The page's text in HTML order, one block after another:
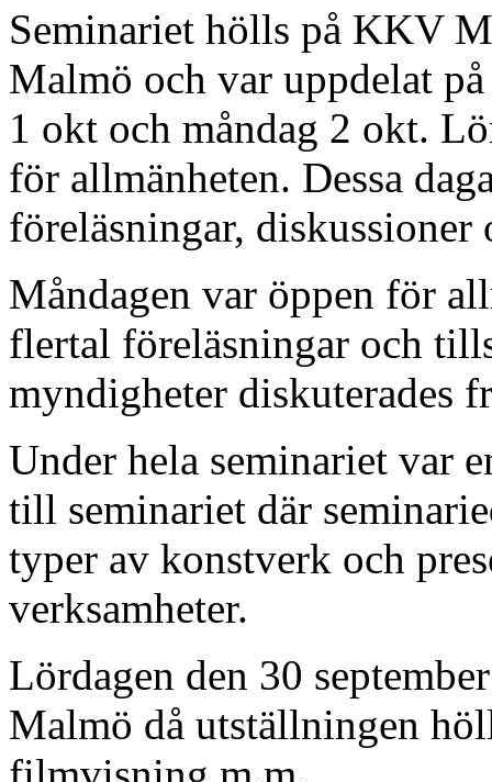
Seminariet hölls på KKV
Malmö och var uppdelat
1 okt och måndag 2 okt.
för allmänheten. Dessa
föreläsningar, diskussioner
Måndagen var öppen för
flertal föreläsningar och
myndigheter diskuterades
Under hela seminariet var
till seminariet där
typer av konstverk och
verksamheter.
Lördagen den 30
Malmö då utställningen